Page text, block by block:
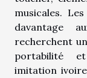
musicales.
davantage
recherchent
portabilité
imitation